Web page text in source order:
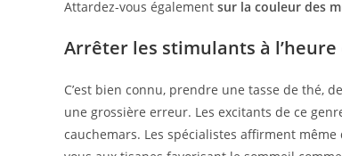
Attardez-vous également sur la couleur des
Arrêter les stimulants à
C’est bien connu, prendre une tasse de thé,
une grossière erreur. Les excitants de ce
cauchemars. Les spécialistes affirment